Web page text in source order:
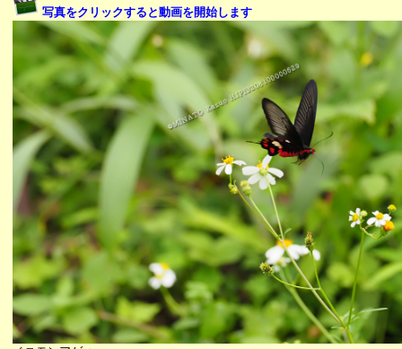
写真をクリックすると動画を開始します